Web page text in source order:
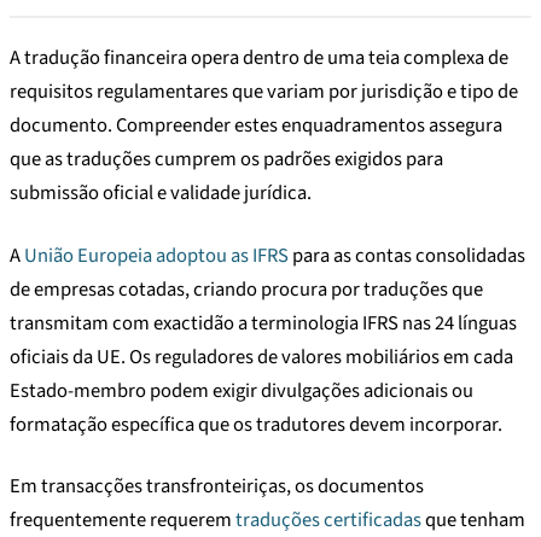
A tradução financeira opera dentro de uma teia complexa de
requisitos regulamentares que variam por jurisdição e tipo de
documento. Compreender estes enquadramentos assegura
que as traduções cumprem os padrões exigidos para
submissão oficial e validade jurídica.
AUnião Europeia adoptou as IFRSpara as contas consolidadas
de empresas cotadas, criando procura por traduções que
transmitam com exactidão a terminologia IFRS nas 24 línguas
oficiais da UE. Os reguladores de valores mobiliários em cada
Estado-membro podem exigir divulgações adicionais ou
formatação específica que os tradutores devem incorporar.
Em transacções transfronteiriças, os documentos
frequentemente requeremtraduções certificadasque tenham